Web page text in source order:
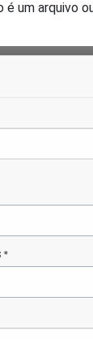
um arquivo